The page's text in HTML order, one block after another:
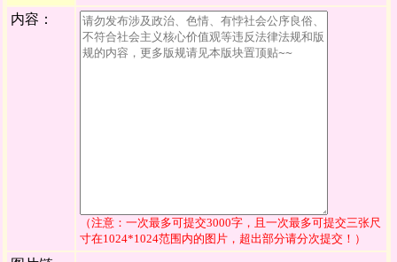
内容：
（注意：一次最多可提交3000字，且一次最多可提交三张尺
寸在1024*1024范围内的图片，超出部分请分次提交！）